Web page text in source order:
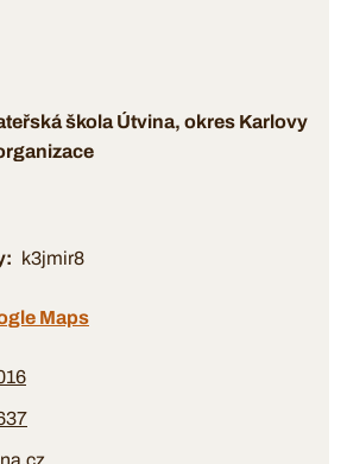
škola Útvina, okres Karlovy
k3jmir8
Maps